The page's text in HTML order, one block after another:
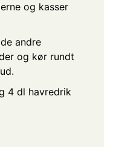
og kasser
andre
og kør rundt
4 dl havredrik